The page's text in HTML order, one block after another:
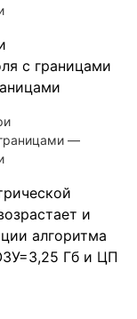
—
и
алгоритма
Гб и ЦП